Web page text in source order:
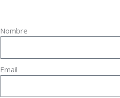
Nombre
Email